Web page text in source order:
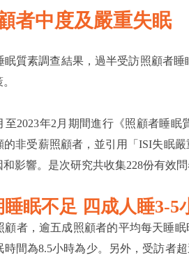
者中度及嚴重失眠
眠質素調查結果，過半受訪照顧者
至2023年2月期間進行《照顧者睡
的非受薪照顧者，並引用「ISI失眠
影響。是次研究共收集228份有效問
眠不足 四成人睡3-5
顧者，逾五成照顧者的平均每天睡
時間為8.5小時為少。另外，受訪者